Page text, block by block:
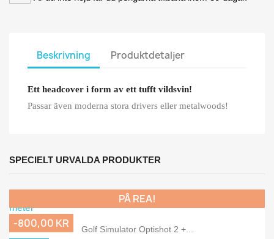
Beskrivning Produktdetaljer
Ett headcover i form av ett tufft vildsvin!
Passar även moderna stora drivers eller metalwoods!
SPECIELT URVALDA PRODUKTER
Golf Simulator Optishot 2 +...
PÅ REA!
-800,00 KR